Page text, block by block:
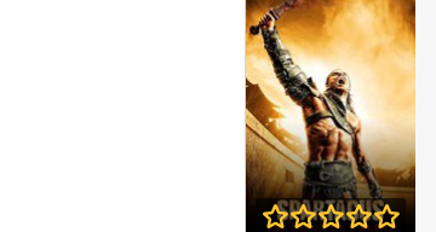
Guerre des
Damnes - Saison
3